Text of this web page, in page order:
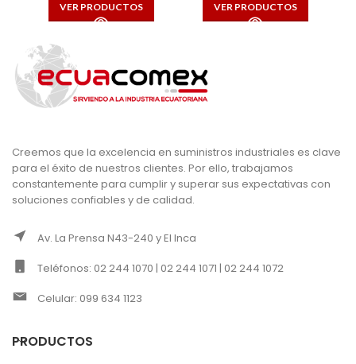
VER PRODUCTOS VER PRODUCTOS
Creemos que la excelencia en suministros industriales es clave
para el éxito de nuestros clientes. Por ello, trabajamos
constantemente para cumplir y superar sus expectativas con
soluciones confiables y de calidad.
Av. La Prensa N43-240 y El Inca
Teléfonos: 02 244 1070 | 02 244 1071 | 02 244 1072
Celular: 099 634 1123
PRODUCTOS